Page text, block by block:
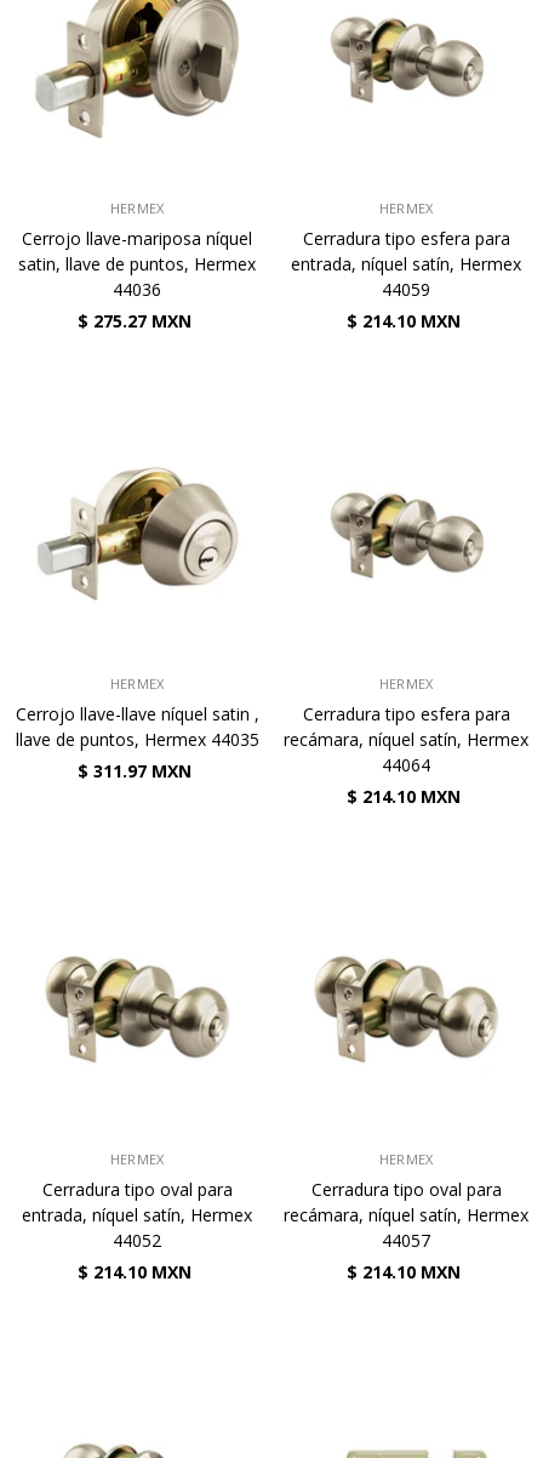
HERMEX
Cerrojo llave-mariposa níquel
satin, llave de puntos, Hermex
44036
$ 275.27 MXN
HERMEX
Cerradura tipo esfera para
entrada, níquel satín, Hermex
44059
$ 214.10 MXN
HERMEX
Cerrojo llave-llave níquel satin ,
llave de puntos, Hermex 44035
$ 311.97 MXN
HERMEX
Cerradura tipo esfera para
recámara, níquel satín, Hermex
44064
$ 214.10 MXN
HERMEX
Cerradura tipo oval para
entrada, níquel satín, Hermex
44052
$ 214.10 MXN
HERMEX
Cerradura tipo oval para
recámara, níquel satín, Hermex
44057
$ 214.10 MXN